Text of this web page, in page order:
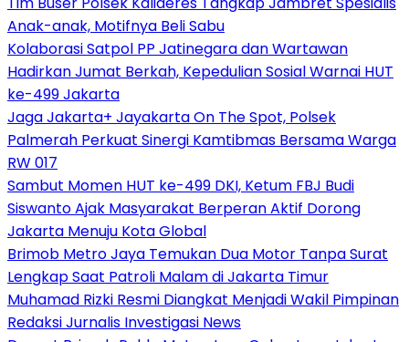
Anak-anak, Motifnya Beli Sabu
Kolaborasi Satpol PP Jatinegara dan Wartawan
Hadirkan Jumat Berkah, Kepedulian Sosial Warnai HUT
ke-499 Jakarta
Jaga Jakarta+ Jayakarta On The Spot, Polsek
Palmerah Perkuat Sinergi Kamtibmas Bersama Warga
RW 017
Sambut Momen HUT ke-499 DKI, Ketum FBJ Budi
Siswanto Ajak Masyarakat Berperan Aktif Dorong
Jakarta Menuju Kota Global
Brimob Metro Jaya Temukan Dua Motor Tanpa Surat
Lengkap Saat Patroli Malam di Jakarta Timur
Muhamad Rizki Resmi Diangkat Menjadi Wakil Pimpinan
Redaksi Jurnalis Investigasi News